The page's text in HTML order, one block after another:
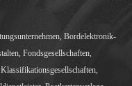
Bordelektronik-
Fondsgesellschaften,